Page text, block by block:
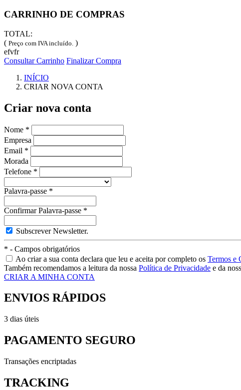
CARRINHO DE COMPRAS
TOTAL:
( Preço com IVA incluído. )
efvfr
Consultar Carrinho Finalizar Compra
INÍCIO
CRIAR NOVA CONTA
Criar nova conta
Nome *
Empresa
Email *
Morada
Telefone *
Palavra-passe *
Confirmar Palavra-passe *
Subscrever Newsletter.
* - Campos obrigatórios
Ao criar a sua conta declara que leu e aceita por completo os Termos e
Também recomendamos a leitura da nossa Política de Privacidade e da
CRIAR A MINHA CONTA
ENVIOS RÁPIDOS
3 dias úteis
PAGAMENTO SEGURO
Transações encriptadas
TRACKING